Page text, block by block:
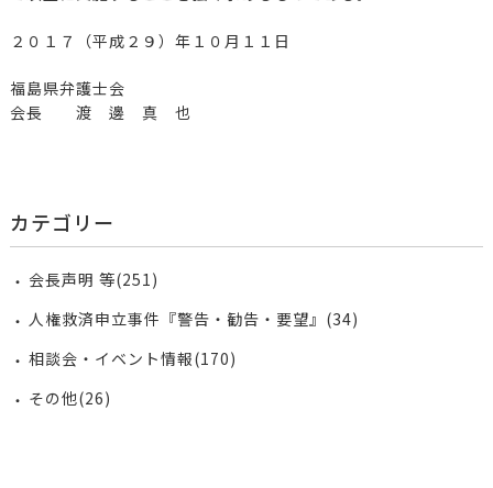
２０１７（平成２９）年１０月１１日
福島県弁護士会
会長 渡 邊 真 也
カテゴリー
会長声明 等(251)
人権救済申立事件『警告・勧告・要望』(34)
相談会・イベント情報(170)
その他(26)